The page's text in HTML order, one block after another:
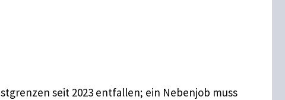
seit 2023 entfallen; ein Nebenjob muss